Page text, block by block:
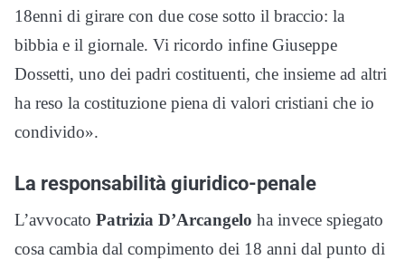
18enni di girare con due cose sotto il braccio: la
bibbia e il giornale. Vi ricordo infine Giuseppe
Dossetti, uno dei padri costituenti, che insieme ad altri
ha reso la costituzione piena di valori cristiani che io
condivido».
La responsabilità giuridico-penale
L’avvocato Patrizia D’Arcangelo ha invece spiegato
cosa cambia dal compimento dei 18 anni dal punto di